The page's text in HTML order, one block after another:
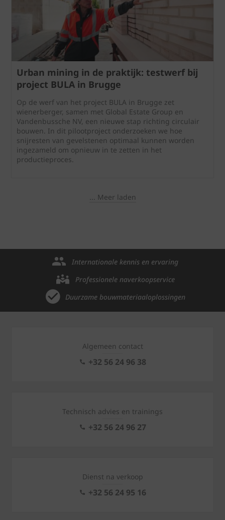
Urban mining in de praktijk: testwerf bij
project BULA in Brugge
Op de werf van het project BULA in Brugge zet
wienerberger, samen met Global Estate Group en
Vandenbussche NV, een nieuwe stap richting circulair
bouwen. In dit pilootproject onderzoeken we hoe
snijresten van gevelstenen optimaal kunnen worden
ingezameld om opnieuw in te zetten in het
productieproces.
... Meer laden
Internationale kennis en ervaring
Professionele naverkoopservice
Duurzame bouwmateriaaloplossingen
Algemeen contact
+32 56 24 96 38
Technisch advies en trainings
+32 56 24 96 27
Dienst na verkoop
+32 56 24 95 16